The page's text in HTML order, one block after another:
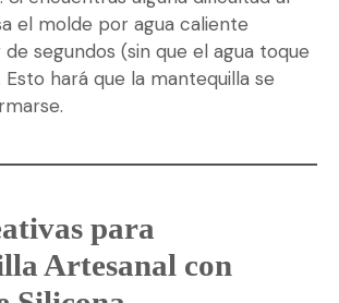
el molde por agua caliente
segundos (sin que el agua toque
Esto hará que la mantequilla se
para
Artesanal con